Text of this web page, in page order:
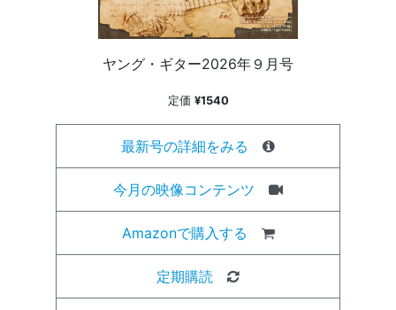
ヤング・ギター2026年９月号
定価 ¥1540
最新号の詳細をみる
今月の映像コンテンツ
Amazonで購入する
定期購読